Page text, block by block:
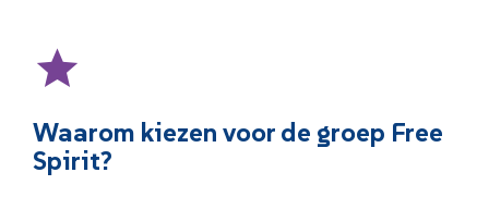
Waarom kiezen voor de groep Free
Spirit?